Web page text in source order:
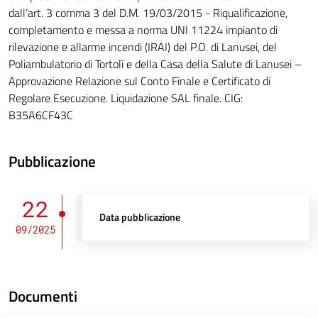
dall’art. 3 comma 3 del D.M. 19/03/2015 - Riqualificazione,
completamento e messa a norma UNI 11224 impianto di
rilevazione e allarme incendi (IRAI) del P.O. di Lanusei, del
Poliambulatorio di Tortolì e della Casa della Salute di Lanusei –
Approvazione Relazione sul Conto Finale e Certificato di
Regolare Esecuzione. Liquidazione SAL finale. CIG:
B35A6CF43C
Pubblicazione
22
09/2025
Data pubblicazione
Documenti